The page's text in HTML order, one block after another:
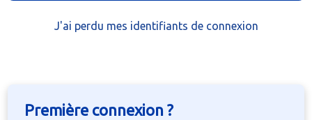
J'ai perdu mes identifiants de connexion
Première connexion ?